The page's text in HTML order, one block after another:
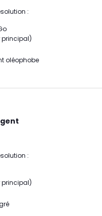
:
principal)
oléophobe
:
principal)